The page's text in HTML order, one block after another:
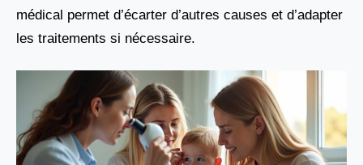
médical permet d’écarter d’autres causes et d’adapter
les traitements si nécessaire.